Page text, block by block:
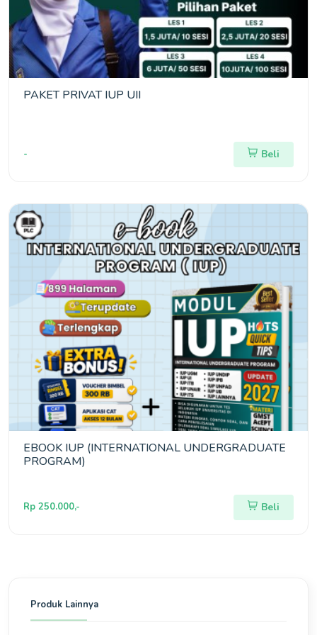
PAKET PRIVAT IUP UII
- Beli
EBOOK IUP (INTERNATIONAL UNDERGRADUATE
PROGRAM)
Rp 250.000,- Beli
Produk Lainnya